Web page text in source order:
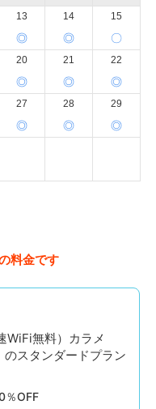
13
◎
14
◎
15
〇
20
◎
21
◎
22
◎
27
◎
28
◎
29
◎
料金です
WiFi無料）カラメ
スタンダードプラン
％OFF